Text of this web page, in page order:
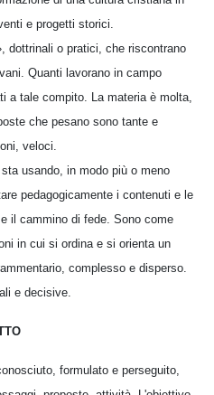
e progetti storici.
dottrinali o pratici, che riscontrano
Quanti lavorano in campo
a tale compito. La materia è molta,
che pesano sono tante e
veloci.
usando, in modo più o meno
pedagogicamente i contenuti e le
il cammino di fede. Sono come
in cui si ordina e si orienta un
complesso e disperso.
e decisive.
formulato e perseguito,